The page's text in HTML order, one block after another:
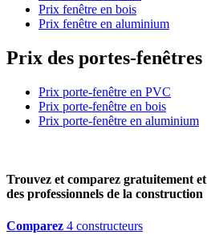
Prix fenêtre en bois
Prix fenêtre en aluminium
Prix des portes-fenêtres
Prix porte-fenêtre en PVC
Prix porte-fenêtre en bois
Prix porte-fenêtre en aluminium
Trouvez et comparez gratuitement et
des professionnels de la construction
Comparez 4 constructeurs